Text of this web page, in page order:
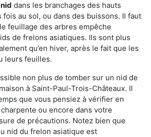
dans les branchages des hauts
fois au sol, ou dans des buissons. Il faut
feuillage des arbres empêche
de frelons asiatiques. Ils sont plus
qu’en hiver, après le fait que les
leurs feuilles.
non plus de tomber sur un nid de
à Saint-Paul-Trois-Châteaux. Il
que vous pensiez à vérifier en
ou encore dans votre
de précautions. Notez bien que
nid du frelon asiatique est